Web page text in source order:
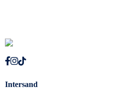
Intersand